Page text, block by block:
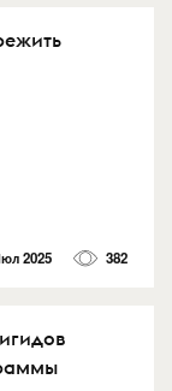
2025 382